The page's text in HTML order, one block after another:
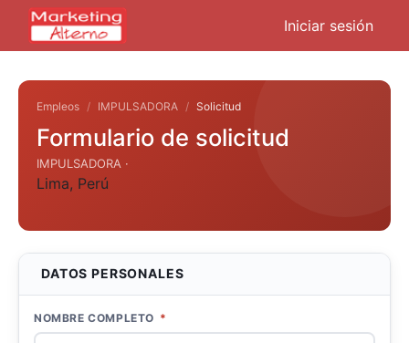
Iniciar sesión
Empleos IMPULSADORA Solicitud
Formulario de solicitud
IMPULSADORA ·
Lima, Perú
DATOS PERSONALES
NOMBRE COMPLETO *